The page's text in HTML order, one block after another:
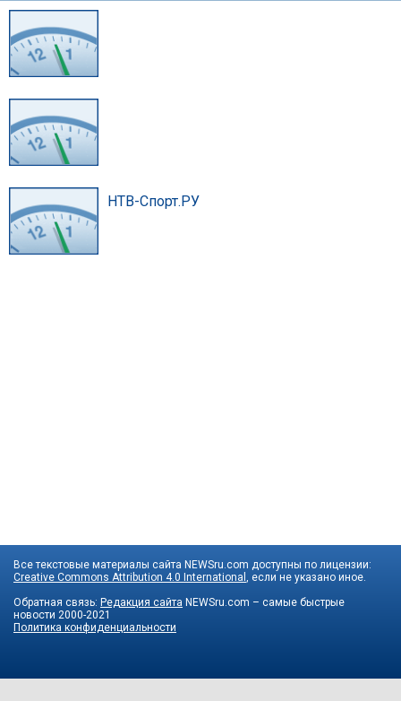
НТВ-Спорт.РУ
Все текстовые материалы сайта NEWSru.com доступны по лицензии:
Creative Commons Attribution 4.0 International
, если не указано иное.
Обратная связь: Редакция сайта NEWSru.com – самые быстрые
новости 2000-2021
Политика конфиденциальности